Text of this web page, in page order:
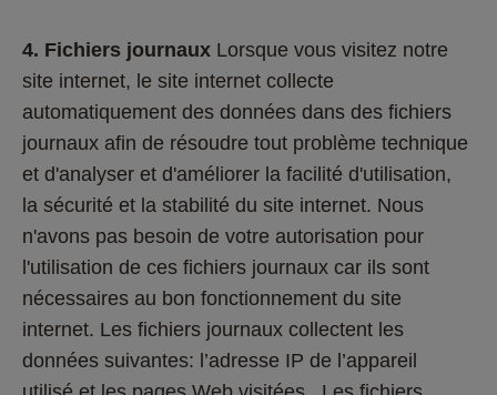
4. Fichiers journaux Lorsque vous visitez notre
site internet, le site internet collecte
automatiquement des données dans des fichiers
journaux afin de résoudre tout problème technique
et d'analyser et d'améliorer la facilité d'utilisation,
la sécurité et la stabilité du site internet. Nous
n'avons pas besoin de votre autorisation pour
l'utilisation de ces fichiers journaux car ils sont
nécessaires au bon fonctionnement du site
internet. Les fichiers journaux collectent les
données suivantes: l’adresse IP de l’appareil